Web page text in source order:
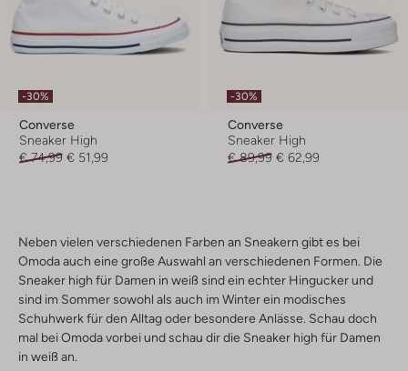
-30%
Converse
Sneaker High
€ 74,99 € 51,99
-30%
Converse
Sneaker High
€ 89,99 € 62,99
Neben vielen verschiedenen Farben an Sneakern gibt es bei
Omoda auch eine große Auswahl an verschiedenen Formen. Die
Sneaker high für Damen in weiß sind ein echter Hingucker und
sind im Sommer sowohl als auch im Winter ein modisches
Schuhwerk für den Alltag oder besondere Anlässe. Schau doch
mal bei Omoda vorbei und schau dir die Sneaker high für Damen
in weiß an.